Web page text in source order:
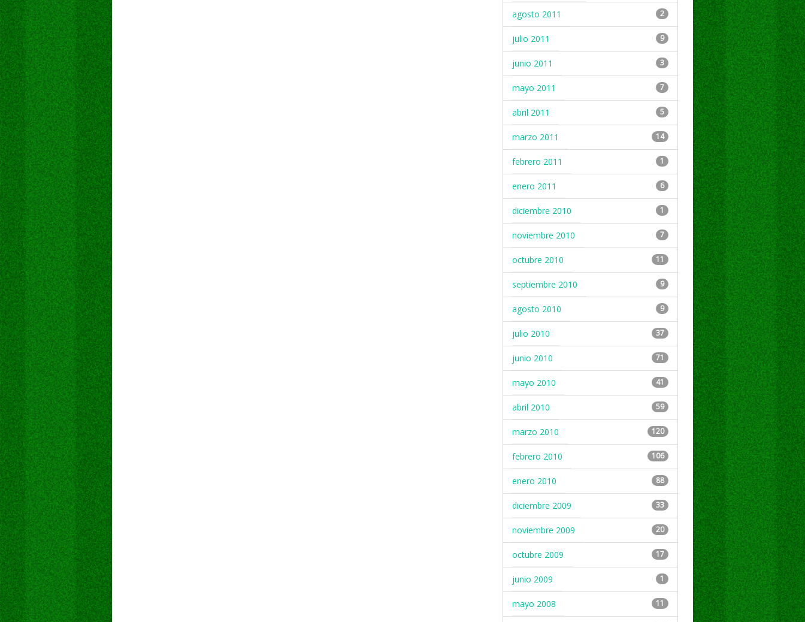
agosto 2011 2
julio 2011 9
junio 2011 3
mayo 2011 7
abril 2011 5
marzo 2011 14
febrero 2011 1
enero 2011 6
diciembre 2010 1
noviembre 2010 7
octubre 2010 11
septiembre 2010 9
agosto 2010 9
julio 2010 37
junio 2010 71
mayo 2010 41
abril 2010 59
marzo 2010 120
febrero 2010 106
enero 2010 88
diciembre 2009 33
noviembre 2009 20
octubre 2009 17
junio 2009 1
mayo 2008 11